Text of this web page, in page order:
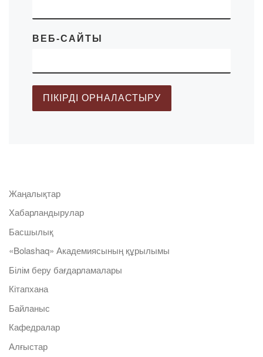
ВЕБ-САЙТЫ
Жаңалықтар
Хабарландырулар
Басшылық
«Bolashaq» Академиясының құрылымы
Білім беру бағдарламалары
Кітапхана
Байланыс
Кафедралар
Алғыстар